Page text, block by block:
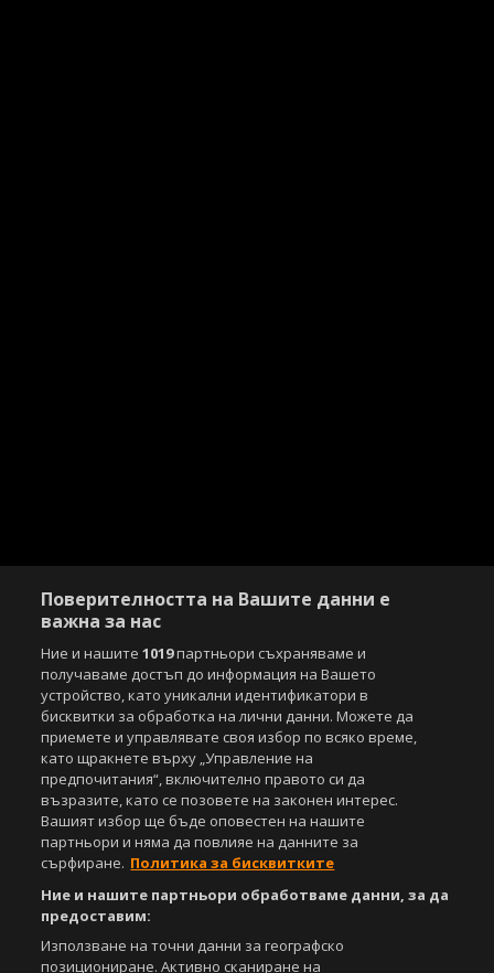
Поверителността на Вашите данни е
важна за нас
Ние и нашите1019партньори съхраняваме и
получаваме достъп до информация на Вашето
устройство, като уникални идентификатори в
бисквитки за обработка на лични данни. Можете да
приемете и управлявате своя избор по всяко време,
като щракнете върху „Управление на
предпочитания“, включително правото си да
възразите, като се позовете на законен интерес.
Вашият избор ще бъде оповестен на нашите
партньори и няма да повлияе на данните за
сърфиране. Политика за бисквитките
Ние и нашите партньори обработваме данни, за да
предоставим:
Използване на точни данни за географско
позициониране. Активно сканиране на